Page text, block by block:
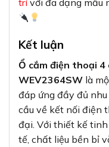
trívới đa dạng mẫu
Kết luận
Ổ cắm điện thoại
WEV2364SW là
đáp ứng đầy đủ nhu
cầu về kết nối điện
đại. Với thiết kế tinh
tế, chất liệu bền bỉ